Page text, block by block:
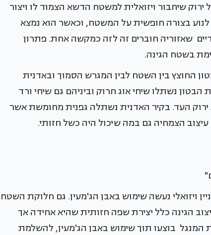
ירוק שיחבור ויזואלית למשטח הדשא הצמוד לו ויצור
בצורה חופשית על המשטח, וכאשר הוא נמצא
שאזוריה חוברים זה לזה כמקשה אחת. פתרון
בשטח הגינה.
החוצץ בין השטח לבין המגרש הסמוך ובאדנית
נשתלו שיחי אוג חרוק וביניהם גם שיחי ורד
ירוק העד. בקיר האדנית נשתלה גפנית מחומשת אשר
הצמחיה גם במה שיכול היה כשל חזותי.
ויזואלי נעשה שימוש באבן הג'מעין. גם חלוקת השטח
הגינה כלל יצירת שפה חזותית שהיא אחידה אך
המנגל בוצעו תוך שימוש באבן הג'מעין, להשלמת